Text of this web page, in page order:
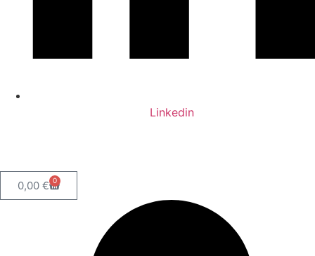
Linkedin
0,00 € 0